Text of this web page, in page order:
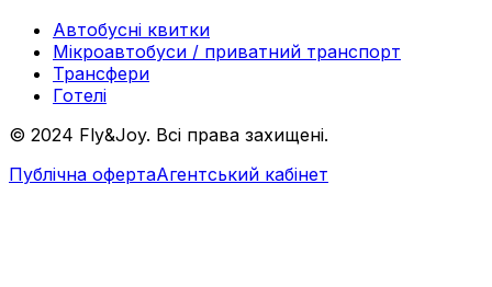
Автобусні квитки
Мікроавтобуси / приватний транспорт
Трансфери
Готелі
© 2024 Fly&Joy. Всі права захищені.
Публічна офертаАгентський кабінет